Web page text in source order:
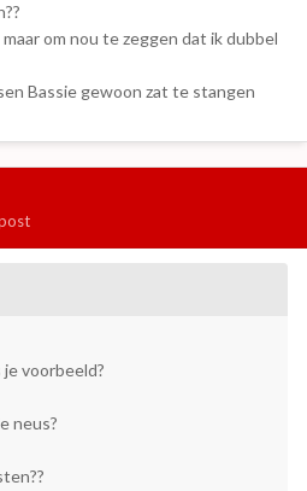
om nou te zeggen dat ik dubbel
Bassie gewoon zat te stangen
je voorbeeld?
neus?